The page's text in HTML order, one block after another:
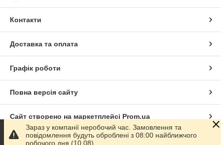
Контакти
Доставка та оплата
Графік роботи
Повна версія сайту
Сайт створено на маркетплейсі Prom.ua
Політика конфіденційності
Зараз у компанії неробочий час. Замовлення та
повідомлення будуть оброблені з 08:00 найближчого
робочого дня (10.08).